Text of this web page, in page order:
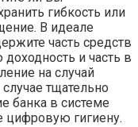
гибкость или
В идеале
часть средств
и часть в
на случай
тщательно
банка в системе
цифровую гигиену.